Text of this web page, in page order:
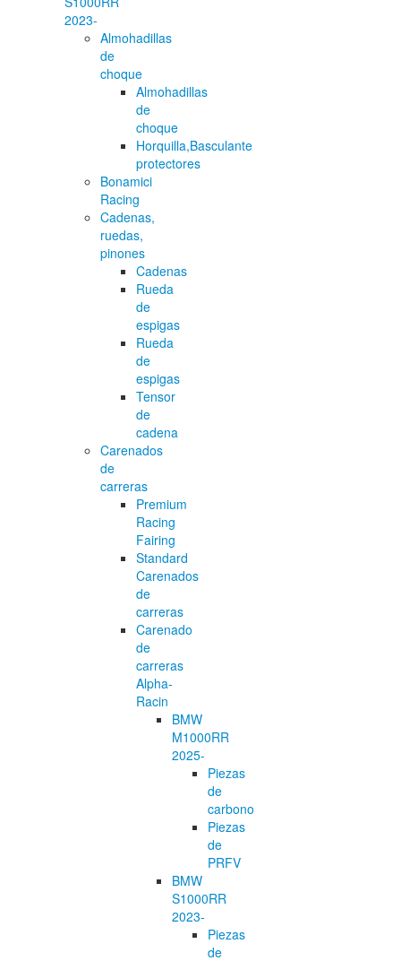
2023-
Almohadillas
de
choque
Almohadillas
de
choque
Horquilla,Basculante
protectores
Bonamici
Racing
Cadenas,
ruedas,
pinones
Cadenas
Rueda
de
espigas
Rueda
de
espigas
Tensor
de
cadena
Carenados
de
carreras
Premium
Racing
Fairing
Standard
Carenados
de
carreras
Carenado
de
carreras
Alpha-
Racin
BMW
M1000RR
2025-
Piezas
de
carbono
Piezas
de
PRFV
BMW
S1000RR
2023-
Piezas
de